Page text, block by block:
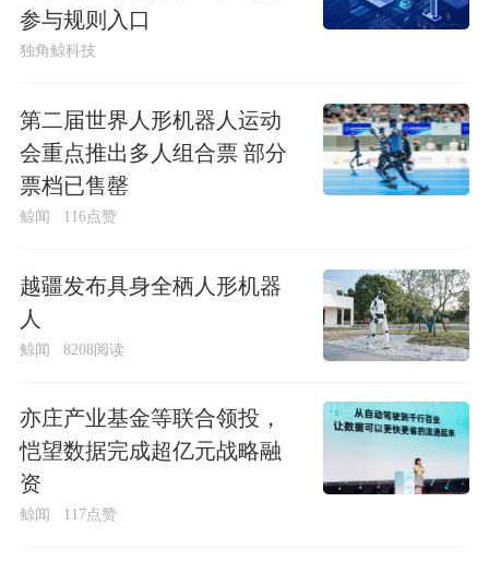
参与规则入口
独角鲸科技
第二届世界人形机器人运动
会重点推出多人组合票 部分
票档已售罄
鲸闻 116点赞
越疆发布具身全栖人形机器
人
鲸闻 8208阅读
亦庄产业基金等联合领投，
恺望数据完成超亿元战略融
资
鲸闻 117点赞